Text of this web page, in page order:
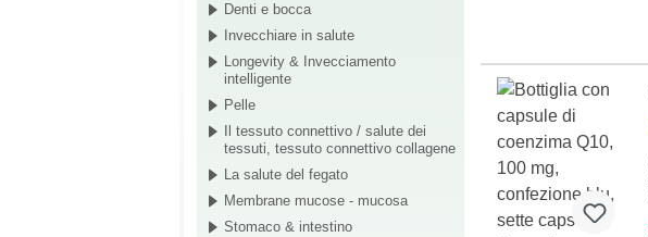
Denti e bocca
Invecchiare in salute
Longevity & Invecciamento
intelligente
Pelle
Il tessuto connettivo / salute dei
tessuti, tessuto connettivo collagene
La salute del fegato
Membrane mucose - mucosa
Stomaco & intestino